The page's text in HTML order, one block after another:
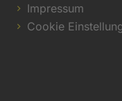
Impressum
Cookie